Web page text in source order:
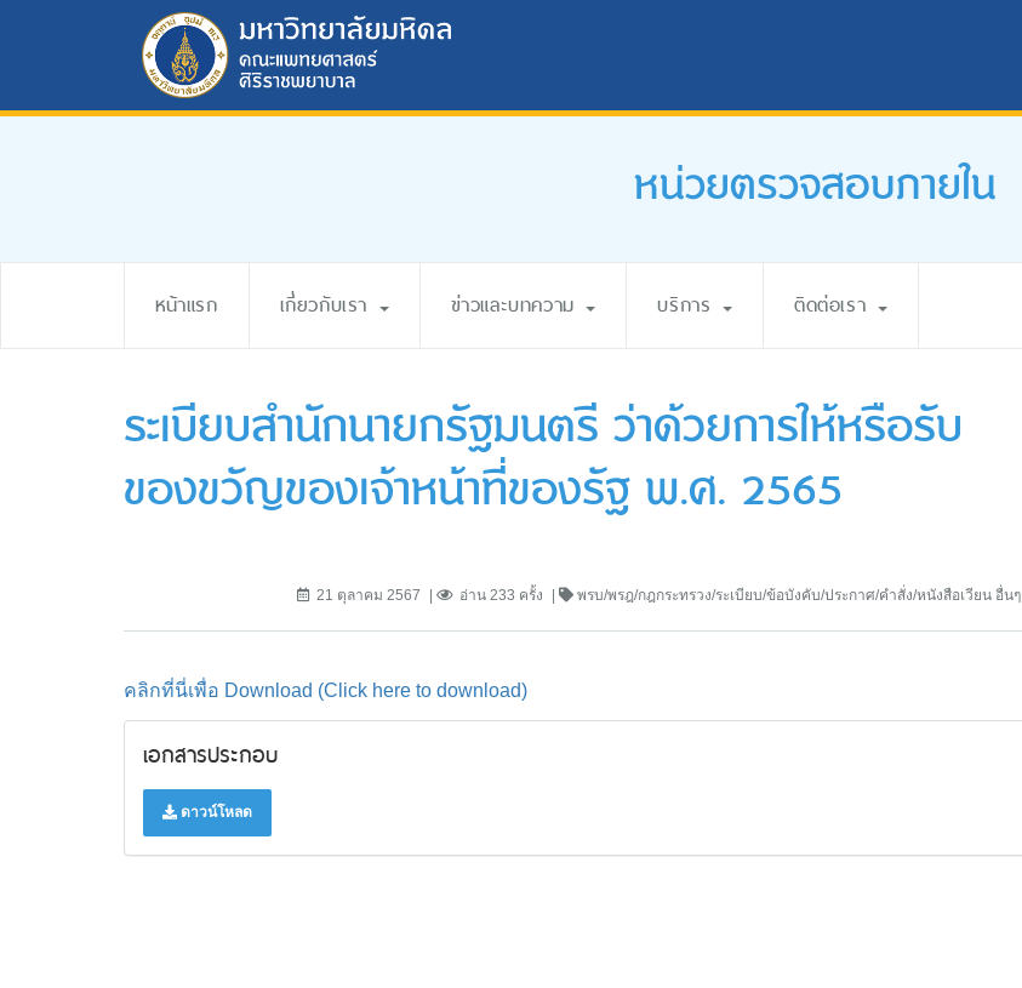
หน่วยตรวจสอบภายใน
หน้าแรก เกี่ยวกับเรา ข่าวและบทความ บริการ ติดต่อเรา
ระเบียบสำนักนายกรัฐมนตรี ว่าด้วยการให้หรือรับ
ของขวัญของเจ้าหน้าที่ของรัฐ พ.ศ. 2565
21 ตุลาคม 2567 อ่าน 233 ครั้ง พรบ/พรฎ/กฎกระทรวง/ระเบียบ/ข้อบังคับ/ประกาศ/คำสั่ง/หนังสือเวียน อื่นๆ
คลิกที่นี่เพื่อ Download (Click here to download)
เอกสารประกอบ
ดาวน์โหลด